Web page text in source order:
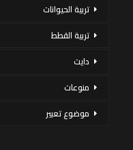
تربية الحيوانات
تربية القطط
دايت
منوعات
موضوع تعبير